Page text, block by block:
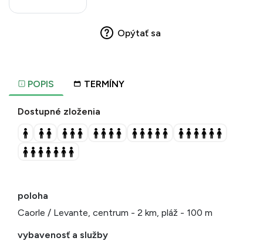
POPIS TERMÍNY
Dostupné zloženia
poloha
Caorle / Levante, centrum - 2 km, pláž - 100 m
vybavenosť a služby
Opýtať sa